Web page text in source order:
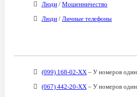
Люди / Мошенничество
Люди / Личные телефоны
(099) 168-02-XX – У номеров один
(067) 442-20-XX – У номеров один